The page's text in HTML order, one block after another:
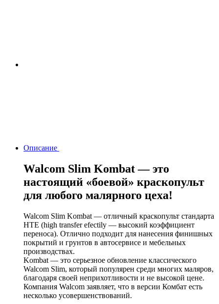
Описание
Walcom Slim Kombat — это
настоящий «боевой» краскопульт
для любого малярного цеха!
Walcom Slim Kombat — отличный краскопульт стандарта
НТЕ (high transfer efectily — высокий коэффициент
переноса). Отлично подходит для нанесения финишных
покрытий и грунтов в автосервисе и мебельных
производствах.
Kombat — это серьезное обновление классического
Walcom Slim, который популярен среди многих маляров,
благодаря своей неприхотливости и не высокой цене.
Компания Walcom заявляет, что в версии Комбат есть
несколько усовершенствований.